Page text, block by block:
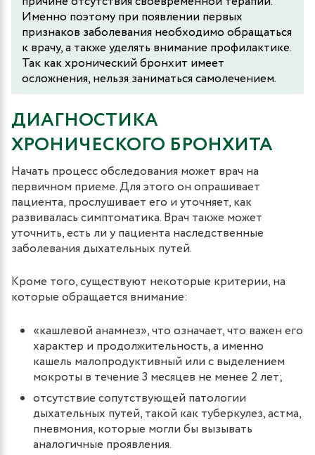
Именно поэтому при появлении первых
признаков заболевания необходимо обращаться
к врачу, а также уделять внимание профилактике.
Так как хронический бронхит имеет
осложнения, нельзя заниматься самолечением.
ДИАГНОСТИКА
ХРОНИЧЕСКОГО БРОНХИТА
Начать процесс обследования может врач на
первичном приеме. Для этого он опрашивает
пациента, прослушивает его и уточняет, как
развивалась симптоматика. Врач также может
уточнить, есть ли у пациента наследственные
заболевания дыхательных путей.
Кроме того, существуют некоторые критерии, на
которые обращается внимание:
«кашлевой анамнез», что означает, что важен его
характер и продолжительность, а именно
кашель малопродуктивный или с выделением
мокроты в течение 3 месяцев не менее 2 лет;
отсутствие сопутствующей патологии
дыхательных путей, такой как туберкулез, астма,
пневмония, которые могли бы вызывать
аналогичные проявления.